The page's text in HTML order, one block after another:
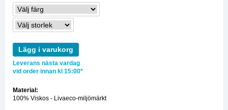
Lägg i varukorg
Leverans nästa vardag
vid order innan kl 15:00*
Material:
100% Viskos - Livaeco-miljömärkt